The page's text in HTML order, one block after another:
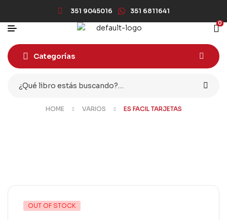
351 9045016 351 6811641
0
Categorías
HOME VARIOS ES FACIL TARJETAS
OUT OF STOCK